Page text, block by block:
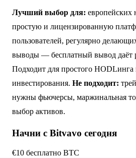
Лучший выбор для:
простую и лицензированную
пользователей, регулярно
выводы — бесплатный вывод даёт
Подходит для простого
инвестирования. Не подходит:
нужны фьючерсы, маржинальная
выбор активов.
Начни с Bitvavo сегодня
€10 бесплатно BTC